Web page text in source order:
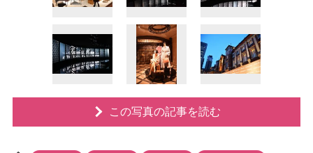
この写真の記事を読む